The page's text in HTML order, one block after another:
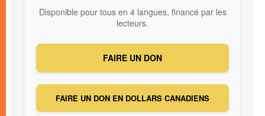
Disponible pour tous en 4 langues, financé par les
lecteurs.
FAIRE UN DON
FAIRE UN DON EN DOLLARS CANADIENS